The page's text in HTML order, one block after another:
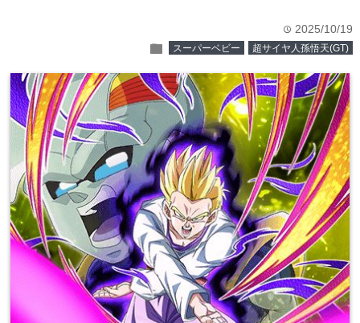
time 2025/10/19
folder スーパーベビー 超サイヤ人孫悟天(GT)